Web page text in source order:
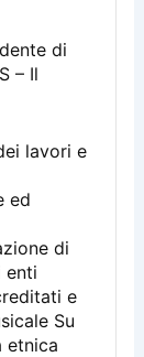
di
– Il
lavori e
ed
di
enti
e
Su
etnica